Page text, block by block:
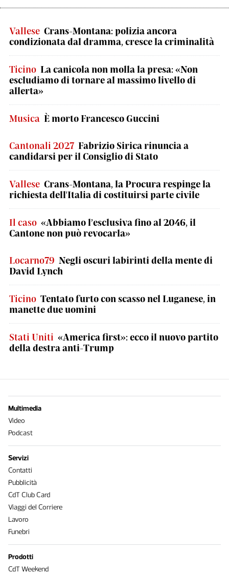
Vallese Crans-Montana: polizia ancora
condizionata dal dramma, cresce la criminalità
Ticino La canicola non molla la presa: «Non
escludiamo di tornare al massimo livello di
allerta»
Musica È morto Francesco Guccini
Cantonali 2027 Fabrizio Sirica rinuncia a
candidarsi per il Consiglio di Stato
Vallese Crans-Montana, la Procura respinge la
richiesta dell'Italia di costituirsi parte civile
Il caso «Abbiamo l’esclusiva fino al 2046, il
Cantone non può revocarla»
Locarno79 Negli oscuri labirinti della mente di
David Lynch
Ticino Tentato furto con scasso nel Luganese, in
manette due uomini
Stati Uniti «America first»: ecco il nuovo partito
della destra anti-Trump
Multimedia
Video
Podcast
Servizi
Contatti
Pubblicità
CdT Club Card
Viaggi del Corriere
Lavoro
Funebri
Prodotti
CdT Weekend